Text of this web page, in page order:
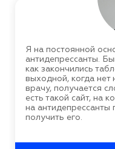
Я на постоянной
антидепрессанты.
как закончились
выходной, когда нет
врачу, получается
есть такой сайт, на
на антидепрессанты
получить его.